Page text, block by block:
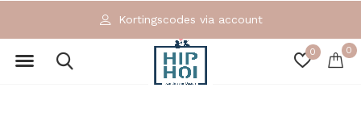
0 0
Kortingscodes via account